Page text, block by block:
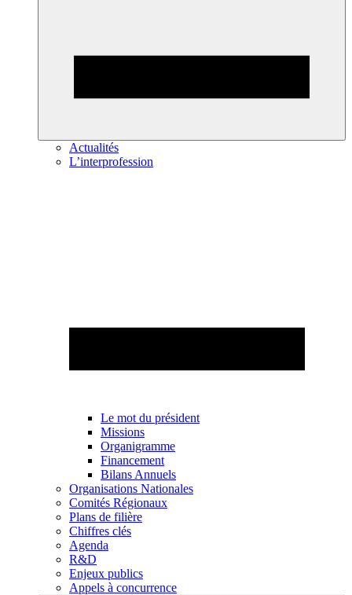
Actualités
L’interprofession
Le mot du président
Missions
Organigramme
Financement
Bilans Annuels
Organisations Nationales
Comités Régionaux
Plans de filière
Chiffres clés
Agenda
R&D
Enjeux publics
Appels à concurrence